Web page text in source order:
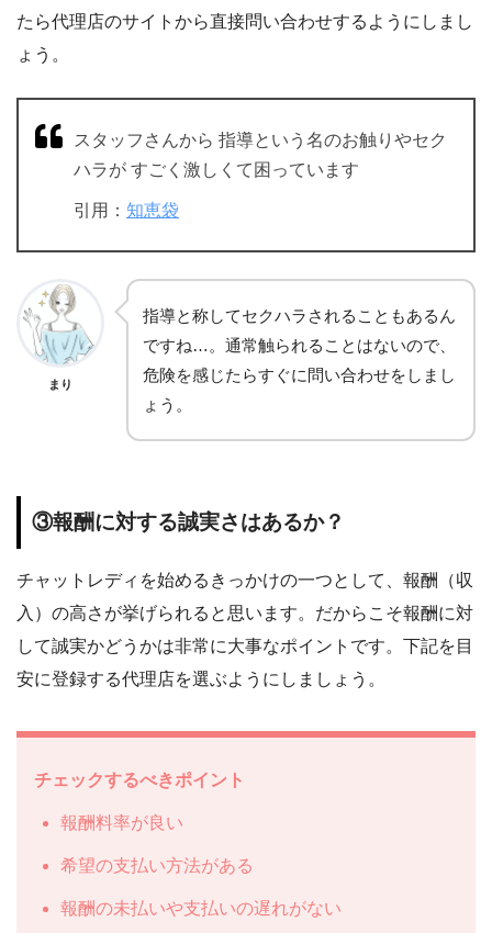
たら代理店のサイトから直接問い合わせするようにしまし
ょう。
スタッフさんから 指導という名のお触りやセク
ハラが すごく激しくて困っています
引用： 知恵袋
まり
指導と称してセクハラされることもあるん
ですね…。通常触られることはないので、
危険を感じたらすぐに問い合わせをしまし
ょう。
③報酬に対する誠実さはあるか？
チャットレディを始めるきっかけの一つとして、報酬（収
入）の高さが挙げられると思います。だからこそ報酬に対
して誠実かどうかは非常に大事なポイントです。下記を目
安に登録する代理店を選ぶようにしましょう。
チェックするべきポイント
報酬料率が良い
希望の支払い方法がある
報酬の未払いや支払いの遅れがない